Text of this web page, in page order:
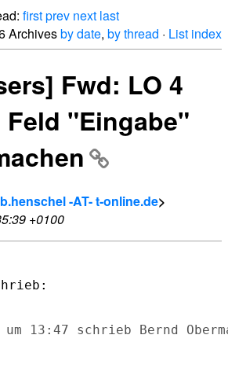
firstprev next last
Archivesby date, by thread · List index
Fwd: LO 4
Feld "Eingabe"
-AT- t-online.de>
+0100
um 13:47 schrieb Bernd